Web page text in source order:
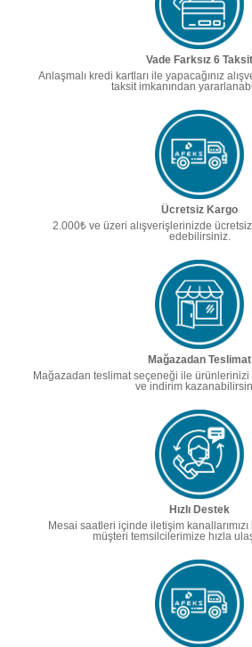
Vade Farksız 6 Taksit
Anlaşmalı kredi kartları ile yapacağınız
taksit imkanından
Ücretsiz Kargo
2.000₺ ve üzeri alışverişlerinizde
edebilirsiniz.
Mağazadan Teslimat
Mağazadan teslimat seçeneği ile ürünlerinizi
ve indirim
Hızlı Destek
Mesai saatleri içinde iletişim
müşteri temsilcilerimize hızla